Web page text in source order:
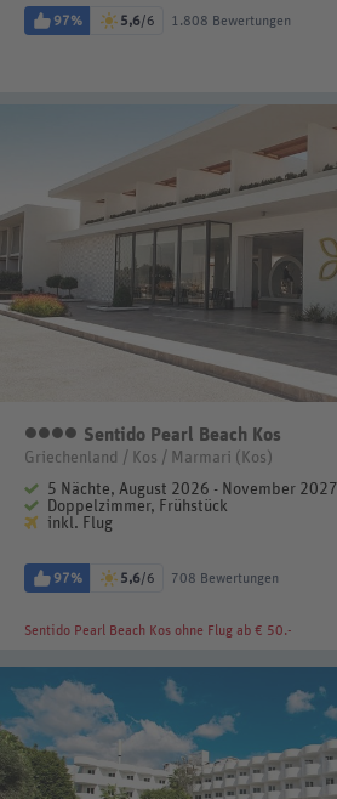
97% 5,6/6 1.808 Bewertungen
4 Sterne
Sentido Pearl Beach Kos
Griechenland / Kos / Marmari (Kos)
5 Nächte, August 2026 - November 2027
Doppelzimmer, Frühstück
inkl. Flug
97% 5,6/6 708 Bewertungen
Sentido Pearl Beach Kos ohne Flug ab € 50.-